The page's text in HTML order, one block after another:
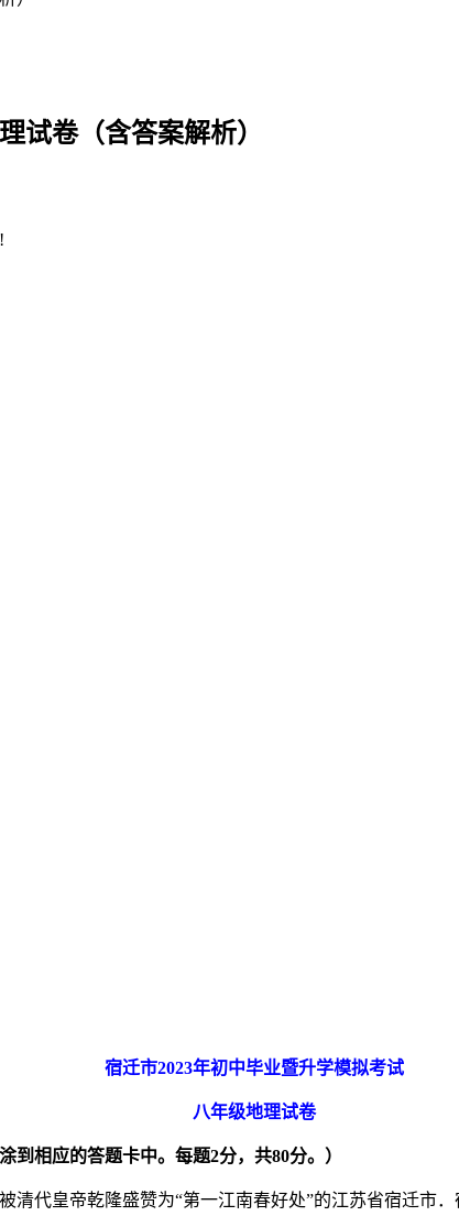
试卷（含答案解析）
宿迁市2023年初中毕业暨升学模拟考试
八年级地理试卷
到相应的答题卡中。每题2分，共80分。）
清代皇帝乾隆盛赞为“第一江南春好处”的江苏省宿迁市